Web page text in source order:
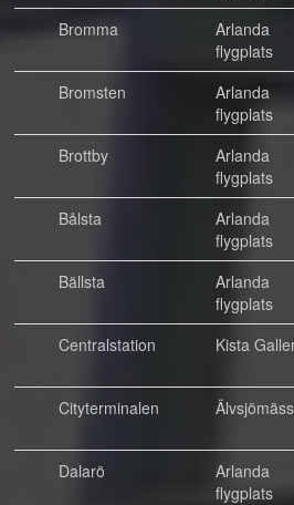
Bromma
Arlanda
flygplats
Bromsten
Arlanda
flygplats
Brottby
Arlanda
flygplats
Bålsta
Arlanda
flygplats
Bällsta
Arlanda
flygplats
Centralstation
Kista
Cityterminalen
Dalarö
Arlanda
flygplats